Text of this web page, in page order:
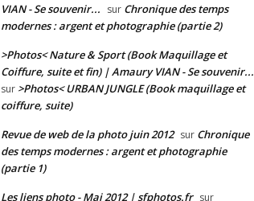
VIAN - Se souvenir... sur Chronique des temps
modernes : argent et photographie (partie 2)
>Photos< Nature & Sport (Book Maquillage et
Coiffure, suite et fin) | Amaury VIAN - Se souvenir...
sur >Photos< URBAN JUNGLE (Book maquillage et
coiffure, suite)
Revue de web de la photo juin 2012 sur Chronique
des temps modernes : argent et photographie
(partie 1)
Les liens photo - Mai 2012 | sfphotos.fr sur